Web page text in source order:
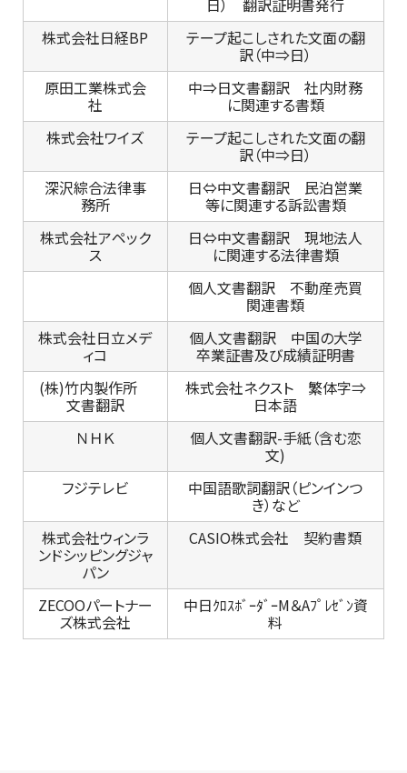
株式会社日経BP
テープ起こしされた文面の翻
訳（中⇒日）
原田工業株式会
社
中⇒日文書翻訳 社内財務
に関連する書類
株式会社ワイズ
テープ起こしされた文面の翻
訳（中⇒日）
深沢綜合法律事
務所
日⇔中文書翻訳 民泊営業
等に関連する訴訟書類
株式会社アペック
ス
日⇔中文書翻訳 現地法人
に関連する法律書類
個人文書翻訳 不動産売買
関連書類
株式会社日立メデ
ィコ
個人文書翻訳 中国の大学
卒業証書及び成績証明書
(株)竹内製作所
文書翻訳
株式会社ネクスト 繁体字⇒
日本語
ＮＨＫ
個人文書翻訳-手紙（含む恋
文)
フジテレビ
中国語歌詞翻訳（ピンインつ
き）など
株式会社ウィンラ
ンドシッピングジャ
パン
CASIO株式会社 契約書類
ZECOOパートナー
ズ株式会社
中日ｸﾛｽﾎﾞｰﾀﾞｰM＆Aﾌﾟﾚｾﾞﾝ資
料